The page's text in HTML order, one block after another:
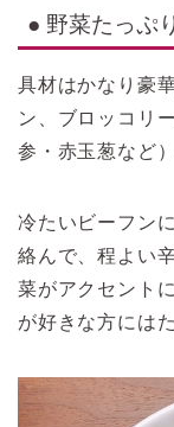
● 野菜たっぷ
具材はかなり豪
ン、ブロッコリ
参・赤玉葱など
冷たいビーフン
絡んで、程よい
菜がアクセント
が好きな方には